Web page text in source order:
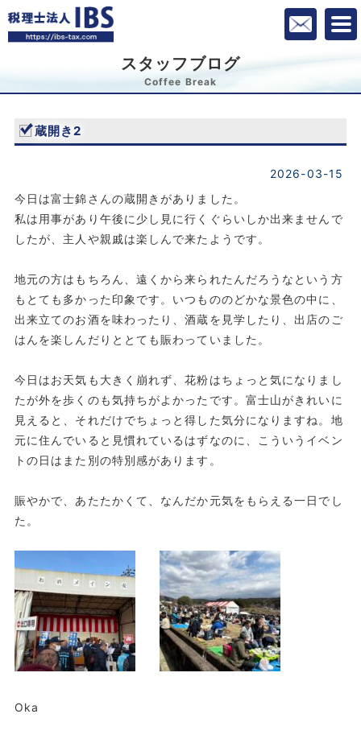
スタッフブログ
Coffee Break
蔵開き2
2026-03-15
今日は富士錦さんの蔵開きがありました。
私は用事があり午後に少し見に行くぐらいしか出来ませんで
したが、主人や親戚は楽しんで来たようです。
地元の方はもちろん、遠くから来られたんだろうなという方
もとても多かった印象です。いつもののどかな景色の中に、
出来立てのお酒を味わったり、酒蔵を見学したり、出店のご
はんを楽しんだりととても賑わっていました。
今日はお天気も大きく崩れず、花粉はちょっと気になりまし
たが外を歩くのも気持ちがよかったです。富士山がきれいに
見えると、それだけでちょっと得した気分になりますね。地
元に住んでいると見慣れているはずなのに、こういうイベン
トの日はまた別の特別感があります。
賑やかで、あたたかくて、なんだか元気をもらえる一日でし
た。
Oka